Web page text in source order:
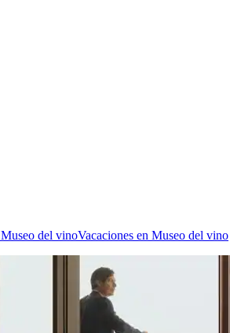
del vinoVacaciones en Museo del vino